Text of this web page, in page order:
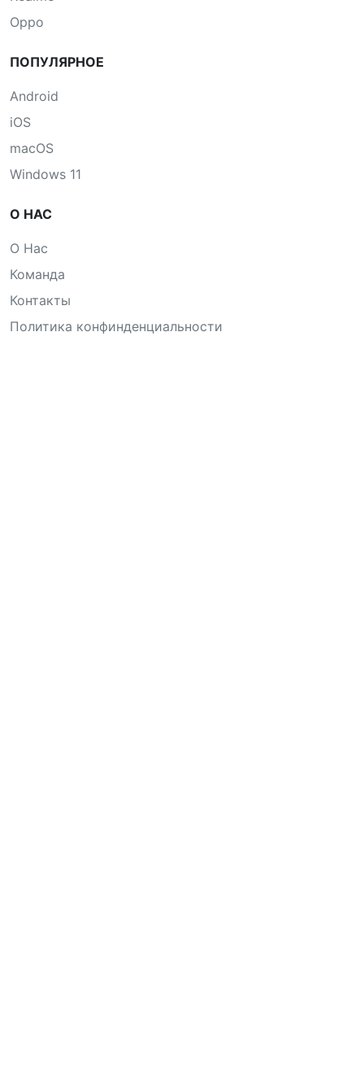
Oppo
ПОПУЛЯРНОЕ
Android
iOS
macOS
Windows 11
О НАС
О Нас
Команда
Контакты
Политика конфинденциальности